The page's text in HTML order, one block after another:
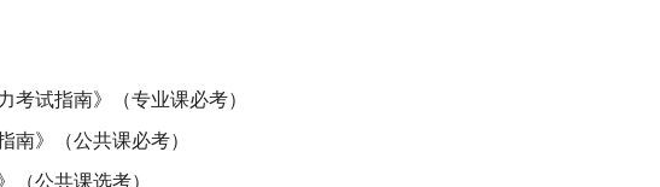
考试指南》（专业课必考）
南》（公共课必考）
（公共课选考）